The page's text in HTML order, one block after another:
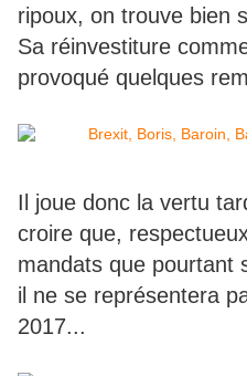
ripoux, on trouve bien
Sa réinvestiture
provoqué quelques
Il joue donc la vertu
croire que,
mandats que pourtant
il ne se représentera
2017...